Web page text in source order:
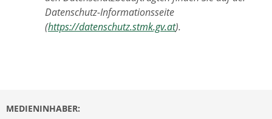
Datenschutz-Informationsseite
(https://datenschutz.stmk.gv.at).
MEDIENINHABER: